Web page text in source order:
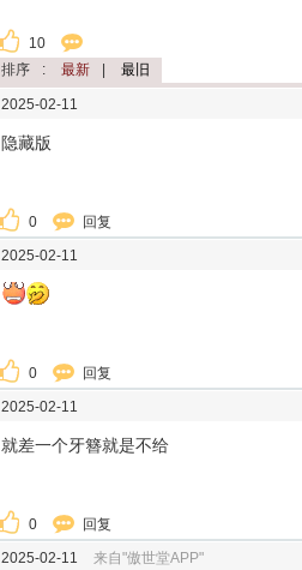
10
排序 : 最新 最旧
2025-02-11
隐藏版
0 回复
2025-02-11
0 回复
2025-02-11
就差一个牙簪就是不给
0 回复
2025-02-11 来自"傲世堂APP"